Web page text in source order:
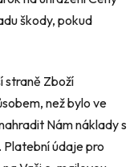
škody, pokud
straně Zboží
než bylo ve
Nám náklady s
údaje pro